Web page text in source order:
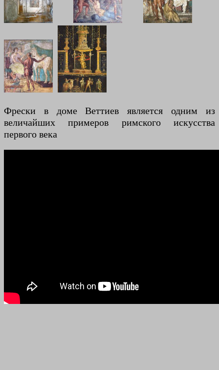
Фрески в доме Веттиев является одним из
величайших примеров римского искусства
первого века